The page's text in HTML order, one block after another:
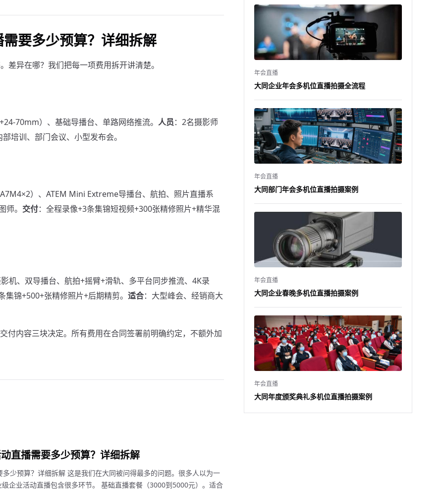
要多少预算？详细拆解
差异在哪？我们把每一项费用拆开讲清楚。
70mm）、基础导播台、单路网络推流。 人员：2名摄影师
部培训、部门会议、小型发布会。
）、ATEM Mini Extreme导播台、航拍、照片直播系
师。 交付：全程录像+3条集锦短视频+300张精修照片+精华混
机、双导播台、航拍+摇臂+滑轨、多平台同步推流、4K录
集锦+500+张精修照片+后期精剪。 适合：大型峰会、经销商大
付内容三块决定。所有费用在合同签署前明确约定，不额外加
直播需要多少预算？详细拆解
少预算？详细拆解 这是我们在大同被问得最多的问题。很多人以为一
企业活动直播包含很多环节。 基础直播套餐（3000到5000元）。适合
年会直播
大同企业年会多机位直播拍摄全流程
年会直播
大同部门年会多机位直播拍摄案例
年会直播
大同企业春晚多机位直播拍摄案例
年会直播
大同年度颁奖典礼多机位直播拍摄案例